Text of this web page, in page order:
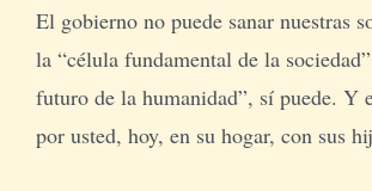
El gobierno no puede sanar nuestras
la “célula fundamental de la
futuro de la humanidad”, sí puede. Y
por usted, hoy, en su hogar, con sus